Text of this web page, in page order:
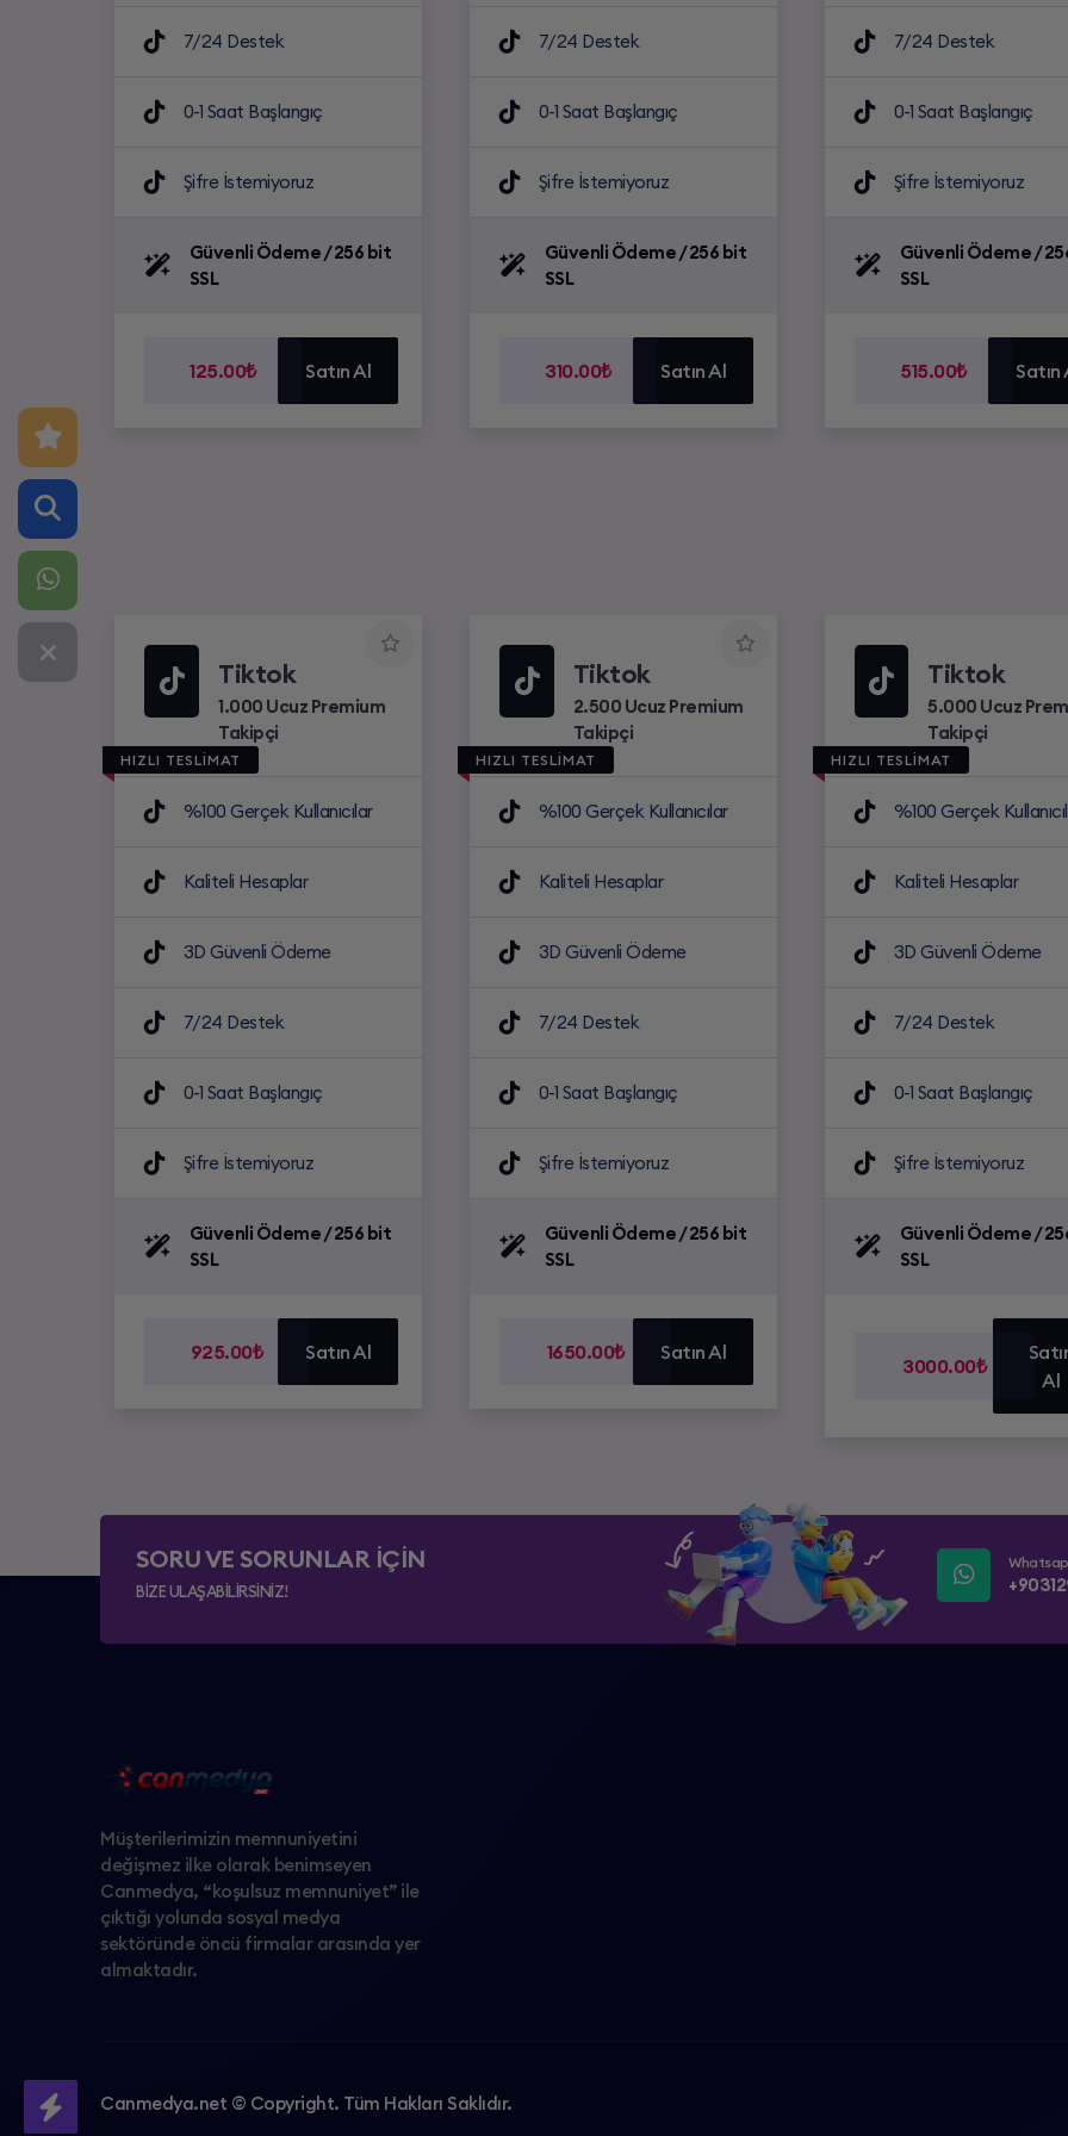
7/24 Destek
0-1 Saat Başlangıç
Şifre İstemiyoruz
Güvenli Ödeme / 256 bit
SSL
125.00₺ Satın Al
7/24 Destek
0-1 Saat Başlangıç
Şifre İstemiyoruz
Güvenli Ödeme / 256 bit
SSL
310.00₺ Satın Al
7/24 Destek
0-1 Saat Başlangıç
Şifre İstemiyoruz
Güvenli Ödeme /
SSL
515.00₺ Satın
Tiktok
1.000 Ucuz Premium
Takipçi
HIZLI TESLİMAT
%100 Gerçek Kullanıcılar
Kaliteli Hesaplar
3D Güvenli Ödeme
7/24 Destek
0-1 Saat Başlangıç
Şifre İstemiyoruz
Güvenli Ödeme / 256 bit
SSL
925.00₺ Satın Al
Tiktok
2.500 Ucuz Premium
Takipçi
HIZLI TESLİMAT
%100 Gerçek Kullanıcılar
Kaliteli Hesaplar
3D Güvenli Ödeme
7/24 Destek
0-1 Saat Başlangıç
Şifre İstemiyoruz
Güvenli Ödeme / 256 bit
SSL
1650.00₺ Satın Al
Tiktok
5.000 Ucuz
Takipçi
HIZLI TESLİMAT
%100 Gerçek
Kaliteli Hesaplar
3D Güvenli Ödeme
7/24 Destek
0-1 Saat Başlangıç
Şifre İstemiyoruz
Güvenli Ödeme /
SSL
3000.00₺
Al
SORU VE SORUNLAR İÇİN
BİZE ULAŞABİLİRSİNİZ!
Müşterilerimizin memnuniyetini
değişmez ilke olarak benimseyen
Canmedya, “koşulsuz memnuniyet” ile
çıktığı yolunda sosyal medya
sektöründe öncü firmalar arasında yer
almaktadır.
Canmedya.net © Copyright. Tüm Hakları Saklıdır.